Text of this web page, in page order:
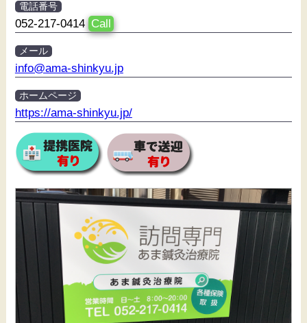
電話番号
052-217-0414 Call
メール
info@ama-shinkyu.jp
ホームページ
https://ama-shinkyu.jp/